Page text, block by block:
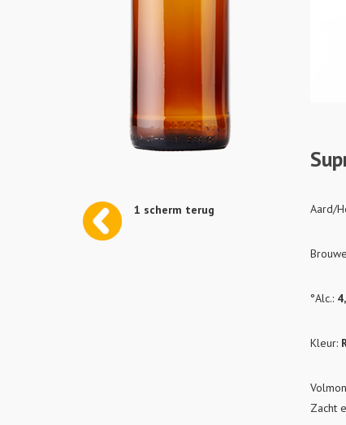
Aard/
°Alc.:
Kleur:
Zacht
1 scherm terug